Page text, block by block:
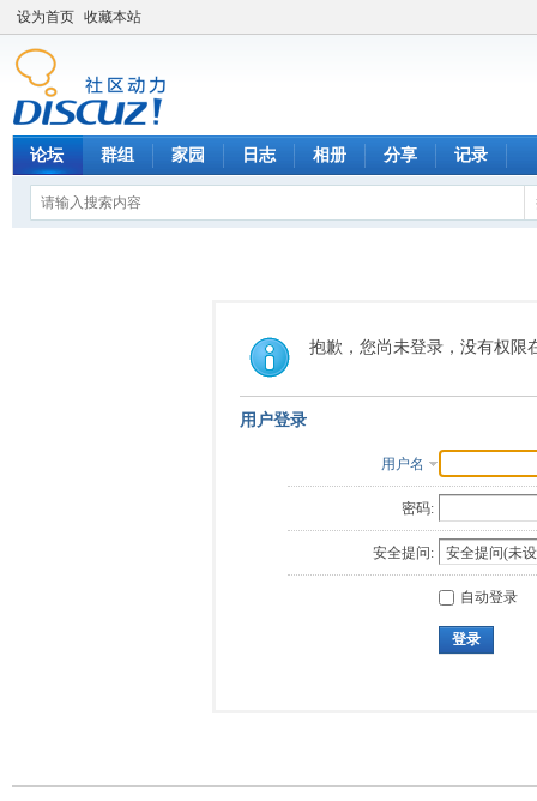
设为首页 收藏本站
论坛 群组 家园 日志 相册 分享 记录
抱歉，您尚未登录，没有权限
用户登录
用户名
密码:
安全提问:
自动登录
登录